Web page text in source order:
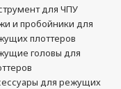
для ЧПУ
и пробойники для
плоттеров
головы для
для режущих